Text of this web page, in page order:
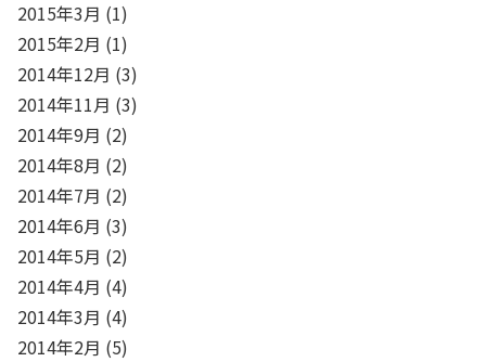
2015年3月 (1)
2015年2月 (1)
2014年12月 (3)
2014年11月 (3)
2014年9月 (2)
2014年8月 (2)
2014年7月 (2)
2014年6月 (3)
2014年5月 (2)
2014年4月 (4)
2014年3月 (4)
2014年2月 (5)